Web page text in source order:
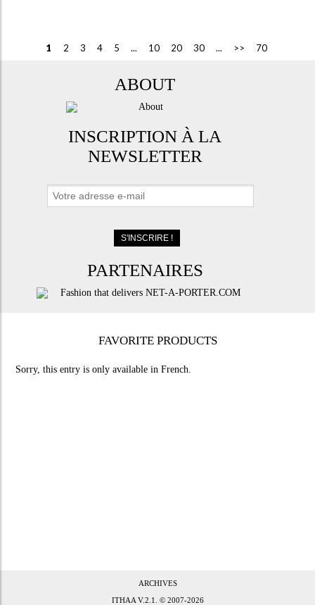
1 2 3 4 5 ... 10 20 30 ... >> 70
ABOUT
INSCRIPTION À LA
NEWSLETTER
PARTENAIRES
FAVORITE PRODUCTS
Sorry, this entry is only available inFrench.
ARCHIVES
ITHAAV.2.1. © 2007-2026